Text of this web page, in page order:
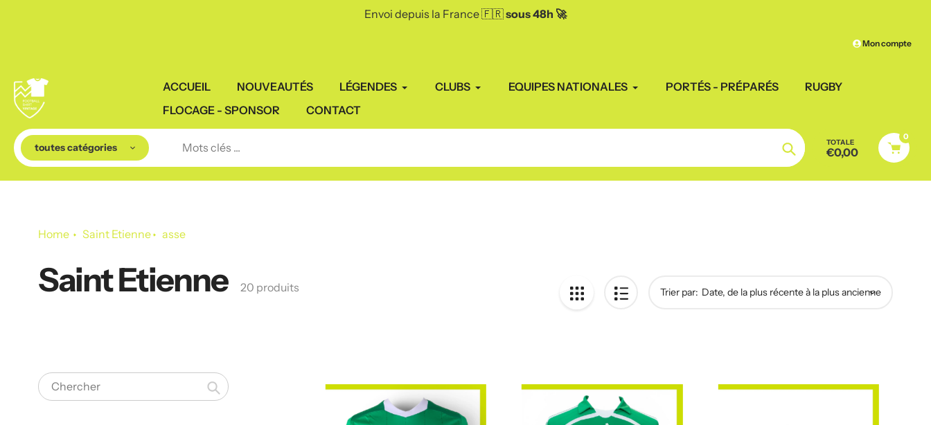
Envoi depuis la France 🇫🇷sous 48h 🚀
Mon compte
ACCUEIL NOUVEAUTÉS LÉGENDES CLUBS EQUIPES NATIONALES PORTÉS - PRÉPARÉS
RUGBY
FLOCAGE - SPONSOR
CONTACT
toutes catégories
Chercher
TOTALE
€0,00
0
Home Saint Etienne asse
Le
recueil:
Saint Etienne 20 produits Trier par:
Chercher